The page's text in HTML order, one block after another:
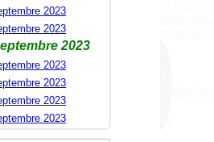
2023
2023
2023
2023
2023
2023
2023